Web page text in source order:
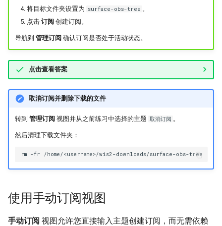
将目标文件夹设置为 surface-obs-tree 。
点击 订阅 创建订阅。
导航到 管理订阅 确认订阅是否处于活动状态。
点击查看答案
取消订阅并删除下载的文件
转到 管理订阅 视图并从之前练习中选择的主题 取消订阅 。
然后清理下载文件夹：
rm -fr
使用手动订阅视图
手动订阅 视图允许您直接输入主题创建订阅，而无需依赖